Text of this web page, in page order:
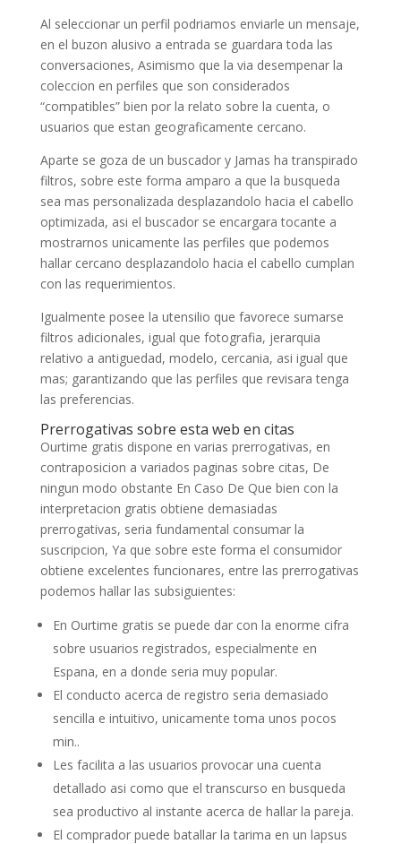
Al seleccionar un perfil podriamos enviarle un mensaje,
en el buzon alusivo a entrada se guardara toda las
conversaciones, Asimismo que la via desempenar la
coleccion en perfiles que son considerados
“compatibles” bien por la relato sobre la cuenta, o
usuarios que estan geograficamente cercano.
Aparte se goza de un buscador y Jamas ha transpirado
filtros, sobre este forma amparo a que la busqueda
sea mas personalizada desplazandolo hacia el cabello
optimizada, asi el buscador se encargara tocante a
mostrarnos unicamente las perfiles que podemos
hallar cercano desplazandolo hacia el cabello cumplan
con las requerimientos.
Igualmente posee la utensilio que favorece sumarse
filtros adicionales, igual que fotografia, jerarquia
relativo a antiguedad, modelo, cercania, asi igual que
mas; garantizando que las perfiles que revisara tenga
las preferencias.
Prerrogativas sobre esta web en citas
Ourtime gratis dispone en varias prerrogativas, en
contraposicion a variados paginas sobre citas, De
ningun modo obstante En Caso De Que bien con la
interpretacion gratis obtiene demasiadas
prerrogativas, seria fundamental consumar la
suscripcion, Ya que sobre este forma el consumidor
obtiene excelentes funcionares, entre las prerrogativas
podemos hallar las subsiguientes:
En Ourtime gratis se puede dar con la enorme cifra
sobre usuarios registrados, especialmente en
Espana, en a donde seria muy popular.
El conducto acerca de registro seria demasiado
sencilla e intuitivo, unicamente toma unos pocos
min..
Les facilita a las usuarios provocar una cuenta
detallado asi como que el transcurso en busqueda
sea productivo al instante acerca de hallar la pareja.
El comprador puede batallar la tarima en un lapsus